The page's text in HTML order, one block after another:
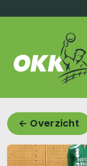
OKK'70
← Overzicht